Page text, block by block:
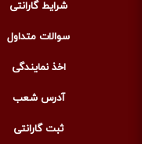
شرایط گارانتی
سوالات متداول
اخذ نمایندگی
آدرس شعب
ثبت گارانتی